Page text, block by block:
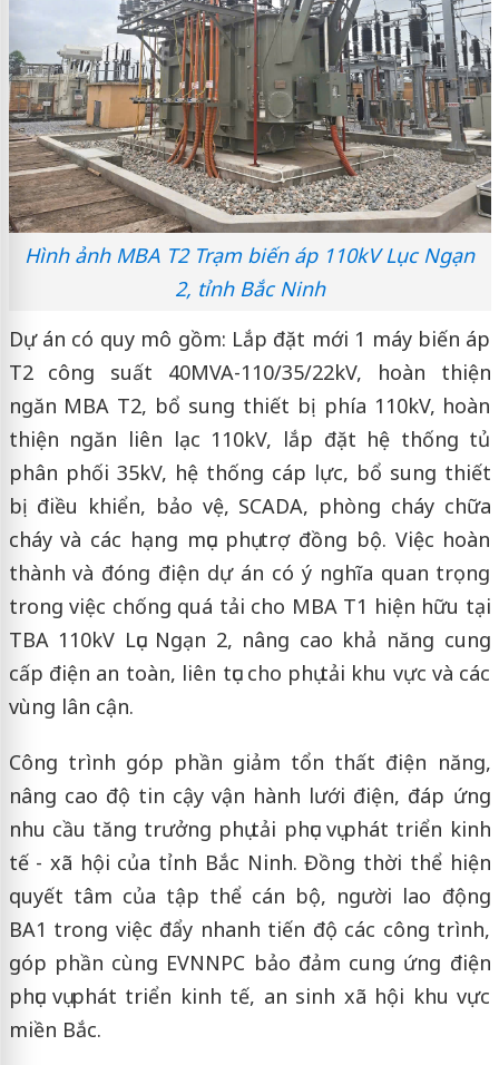
Hình ảnh MBA T2 Trạm biến áp 110kV Lục Ngạn
2, tỉnh Bắc Ninh
Dự án có quy mô gồm: Lắp đặt mới 1 máy biến áp
T2 công suất 40MVA-110/35/22kV, hoàn thiện
ngăn MBA T2, bổ sung thiết bị phía 110kV, hoàn
thiện ngăn liên lạc 110kV, lắp đặt hệ thống tủ
phân phối 35kV, hệ thống cáp lực, bổ sung thiết
bị điều khiển, bảo vệ, SCADA, phòng cháy chữa
cháy và các hạng mục phụ trợ đồng bộ. Việc hoàn
thành và đóng điện dự án có ý nghĩa quan trọng
trong việc chống quá tải cho MBA T1 hiện hữu tại
TBA 110kV Lục Ngạn 2, nâng cao khả năng cung
cấp điện an toàn, liên tục cho phụ tải khu vực và các
vùng lân cận.
Công trình góp phần giảm tổn thất điện năng,
nâng cao độ tin cậy vận hành lưới điện, đáp ứng
nhu cầu tăng trưởng phụ tải phục vụ phát triển kinh
tế - xã hội của tỉnh Bắc Ninh. Đồng thời thể hiện
quyết tâm của tập thể cán bộ, người lao động
BA1 trong việc đẩy nhanh tiến độ các công trình,
góp phần cùng EVNNPC bảo đảm cung ứng điện
phục vụ phát triển kinh tế, an sinh xã hội khu vực
miền Bắc.